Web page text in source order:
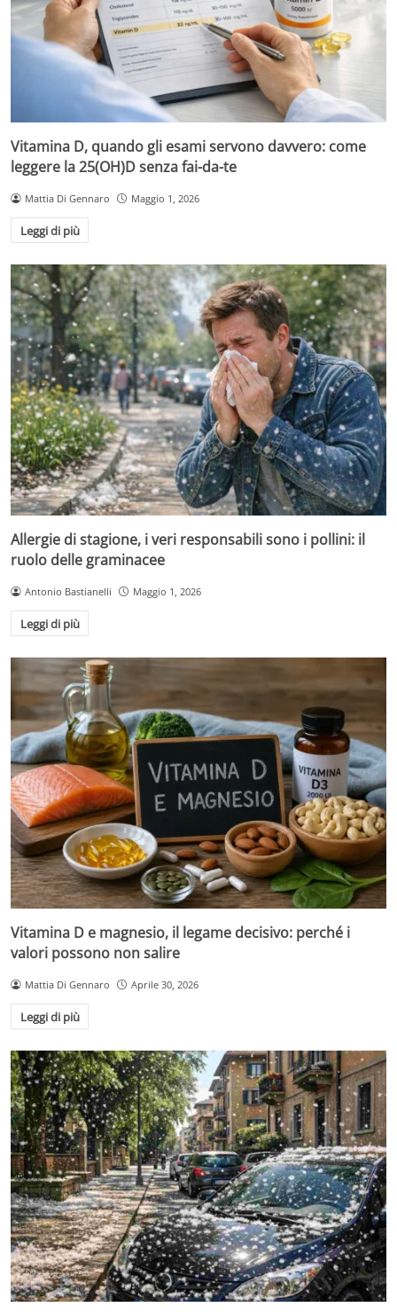
Vitamina D, quando gli esami servono davvero: come
leggere la 25(OH)D senza fai-da-te
Mattia Di Gennaro Maggio 1, 2026
Leggi di più
Allergie di stagione, i veri responsabili sono i pollini: il
ruolo delle graminacee
Antonio Bastianelli Maggio 1, 2026
Leggi di più
Vitamina D e magnesio, il legame decisivo: perché i
valori possono non salire
Mattia Di Gennaro Aprile 30, 2026
Leggi di più